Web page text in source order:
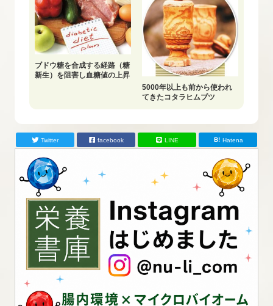
ブドウ糖を合成する経路（糖
新生）を阻害し血糖値の上昇
5000年以上も前から使われ
てきたコタラヒムブツ
Twitter facebook LINE Hatena